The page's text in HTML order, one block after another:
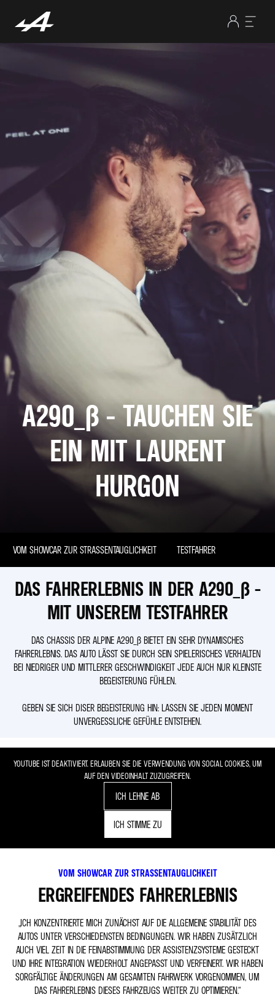
A290_Β - TAUCHEN SIE
EIN MIT LAURENT
HURGON
VOM SHOWCAR ZUR STRASSENTAUGLICHKEIT TESTFAHRER
DAS FAHRERLEBNIS IN DER A290_Β -
MIT UNSEREM TESTFAHRER
DAS CHASSIS DER ALPINE A290_Β BIETET EIN SEHR DYNAMISCHES
FAHRERLEBNIS. DAS AUTO LÄSST SIE DURCH SEIN SPIELERISCHES VERHALTEN
BEI NIEDRIGER UND MITTLERER GESCHWINDIGKEIT JEDE AUCH NUR KLEINSTE
BEGEISTERUNG FÜHLEN.
GEBEN SIE SICH DISER BEGEISTERUNG HIN: LASSEN SIE JEDEN MOMENT
UNVERGESSLICHE GEFÜHLE ENTSTEHEN.
YOUTUBE IST DEAKTIVIERT. ERLAUBEN SIE DIE VERWENDUNG VON SOCIAL COOKIES, UM
AUF DEN VIDEOINHALT ZUZUGREIFEN.
ICH LEHNE AB
ICH STIMME ZU
VOM SHOWCAR ZUR STRASSENTAUGLICHKEIT
ERGREIFENDES FAHRERLEBNIS
„ICH KONZENTRIERTE MICH ZUNÄCHST AUF DIE ALLGEMEINE STABILITÄT DES
AUTOS UNTER VERSCHIEDENSTEN BEDINGUNGEN. WIR HABEN ZUSÄTZLICH
AUCH VIEL ZEIT IN DIE FEINABSTIMMUNG DER ASSISTENZSYSTEME GESTECKT
UND IHRE INTEGRATION WIEDERHOLT ANGEPASST UND VERFEINERT. WIR HABEN
SORGFÄLTIGE ÄNDERUNGEN AM GESAMTEN FAHRWERK VORGENOMMEN, UM
DAS FAHRERLEBNIS DIESES FAHRZEUGS WEITER ZU OPTIMIEREN.“